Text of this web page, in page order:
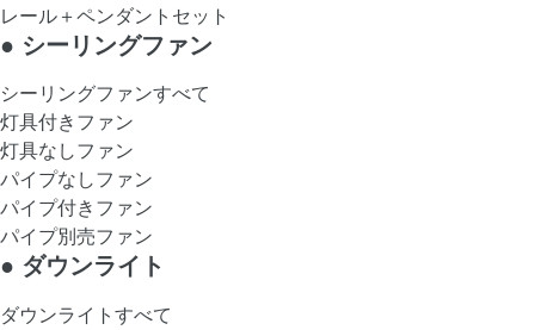
レール＋ペンダントセット
● シーリングファン
シーリングファンすべて
灯具付きファン
灯具なしファン
パイプなしファン
パイプ付きファン
パイプ別売ファン
● ダウンライト
ダウンライトすべて